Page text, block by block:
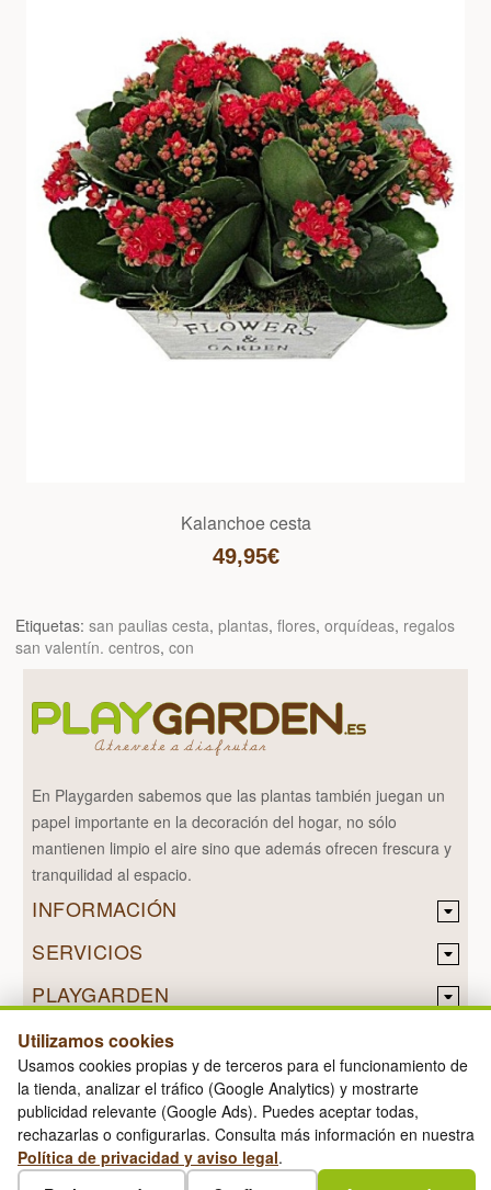
Kalanchoe cesta
49,95€
Etiquetas: san paulias cesta, plantas, flores, orquídeas, regalos
san valentín. centros, con
En Playgarden sabemos que las plantas también juegan un
papel importante en la decoración del hogar, no sólo
mantienen limpio el aire sino que además ofrecen frescura y
tranquilidad al espacio.
INFORMACIÓN
SERVICIOS
PLAYGARDEN
Diseñado por Nerade
PLAYGARDEN © 2026
Utilizamos cookies
Usamos cookies propias y de terceros para el funcionamiento de
la tienda, analizar el tráfico (Google Analytics) y mostrarte
publicidad relevante (Google Ads). Puedes aceptar todas,
rechazarlas o configurarlas. Consulta más información en nuestra
Política de privacidad y aviso legal.